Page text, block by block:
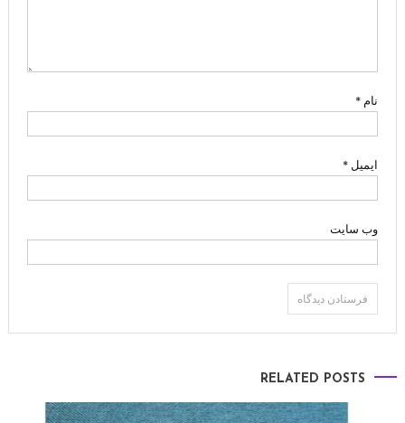
نام*
ایمیل *
وب‌ سایت
RELATED POSTS